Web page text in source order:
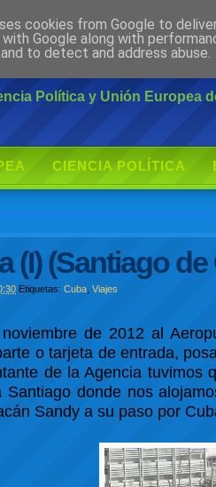
Política y Unión Europea
CIENCIA POLÍTICA
(I) (Santiago de
Etiquetas:Cuba ,Viajes
de 2012 al
o tarjeta de entrada,
de la Agencia
donde nos
Sandy a su paso por
cookies from Google to
with Google along with
to detect and address abuse.